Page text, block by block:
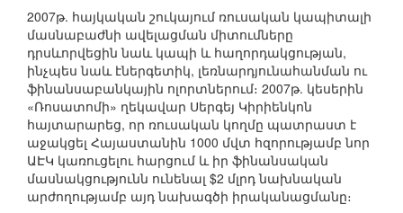
2007թ. հայկական շուկայում ռուսական կապիտալի
մասնաբաժնի ավելացման միտումները
դրսևորվեցին նաև կապի և հաղորդակցության,
ինչպես նաև էներգետիկ, լեռնարդյունահանման ու
ֆինանսաբանկային ոլորտներում։ 2007թ. կեսերին
«Ռոսատոմի» ղեկավար Սերգեյ Կիրիենկոն
հայտարարեց, որ ռուսական կողմը պատրաստ է
աջակցել Հայաստանին 1000 մվտ հզորությամբ նոր
ԱԷԿ կառուցելու հարցում և իր ֆինանսական
մասնակցությունն ունենալ $2 մլրդ նախնական
արժողությամբ այդ նախագծի իրականացմանը։